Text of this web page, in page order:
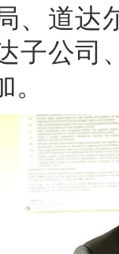
、道达
子公司